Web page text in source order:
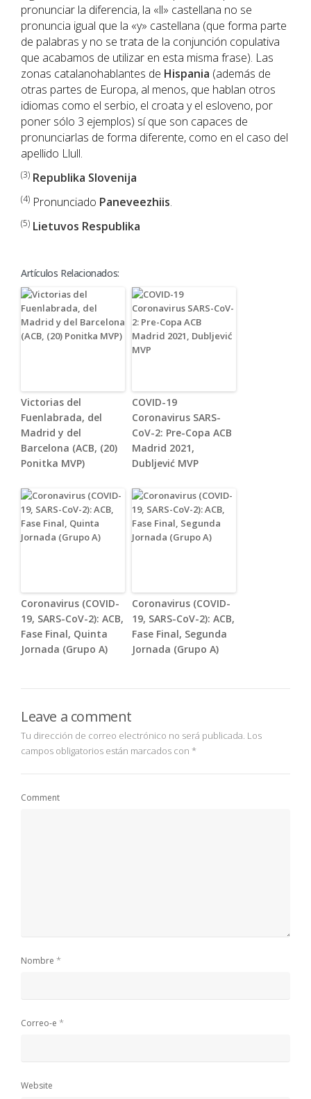
pronunciar la diferencia, la «ll» castellana no se
pronuncia igual que la «y» castellana (que forma parte
de palabras y no se trata de la conjunción copulativa
que acabamos de utilizar en esta misma frase). Las
zonas catalanohablantes de Hispania (además de
otras partes de Europa, al menos, que hablan otros
idiomas como el serbio, el croata y el esloveno, por
poner sólo 3 ejemplos) sí que son capaces de
pronunciarlas de forma diferente, como en el caso del
apellido Llull.
(3) Republika Slovenija
(4) Pronunciado Paneveezhiis.
(5) Lietuvos Respublika
Artículos Relacionados:
Victorias del
Fuenlabrada, del
Madrid y del
Barcelona (ACB, (20)
Ponitka MVP)
COVID-19
Coronavirus SARS-
CoV-2: Pre-Copa ACB
Madrid 2021,
Dubljević MVP
Coronavirus (COVID-
19, SARS-CoV-2): ACB,
Fase Final, Quinta
Jornada (Grupo A)
Coronavirus (COVID-
19, SARS-CoV-2): ACB,
Fase Final, Segunda
Jornada (Grupo A)
Leave a comment
Tu dirección de correo electrónico no será publicada. Los
campos obligatorios están marcados con *
Comment
Nombre *
Correo-e *
Website